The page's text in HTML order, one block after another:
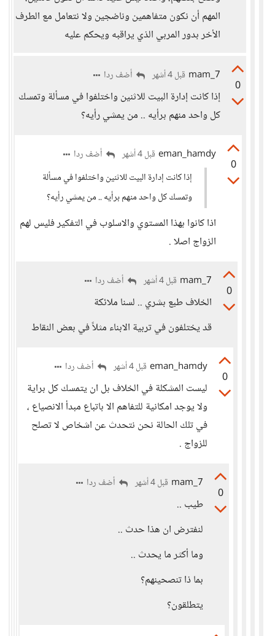
المهم أن نكون متفاهمين وناضجين ولا نتعامل مع الطرف
الأخر بدور المربي الذي يراقبه ويحكم عليه
0
mam_7 قبل 4 أشهر أضف ردا
إذا كانت إدارة البيت للاثنين واختلفوا في مسألة وتمسك
كل واحد منهم برأيه .. من يمشي رأيه؟
0
eman_hamdy قبل 4 أشهر
أضف ردا
إذا كانت إدارة البيت للاثنين واختلفوا في مسألة
وتمسك كل واحد منهم برأيه .. من يمشي رأيه؟
اذا كانوا بهذا المستوي والاسلوب في التفكير فليس لهم
الزواج اصلا .
0
mam_7 قبل 4 أشهر أضف ردا
الخلاف طبع بشري .. لسنا ملائكة
قد يختلفون في تربية الابناء مثلاً في بعض النقاط
0
eman_hamdy قبل 4 أشهر أضف ردا
ليست المشكلة في الخلاف بل ان يتمسك كل براية
ولا يوجد امكانية للتفاهم الا باتباع مبدأ الانصياع ،
في تلك الحالة نحن نتحدث عن اشخاص لا تصلح
للزواج .
0
mam_7 قبل 4 أشهر أضف ردا
طيب ..
لنفترض ان هذا حدث ..
وما أكثر ما يحدث ..
بما ذا تنصحينهم؟
يتطلقون؟